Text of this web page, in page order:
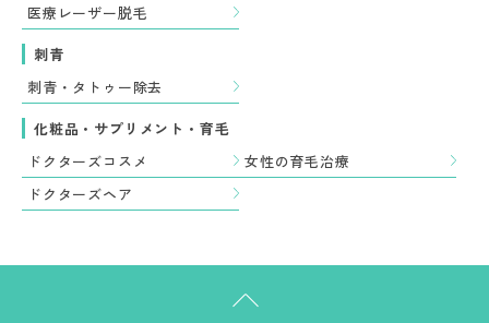
医療レーザー脱毛
刺青
刺青・タトゥー除去
化粧品・サプリメント・育毛
ドクターズコスメ
女性の育毛治療
ドクターズヘア